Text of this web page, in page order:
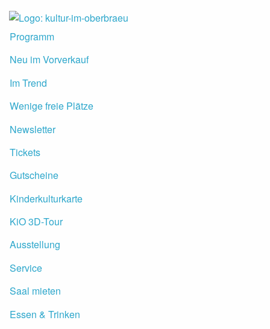
Skip to Content
Programm
Neu im Vorverkauf
Im Trend
Wenige freie Plätze
Newsletter
Tickets
Gutscheine
Kinderkulturkarte
KiO 3D-Tour
Ausstellung
Service
Saal mieten
Essen & Trinken